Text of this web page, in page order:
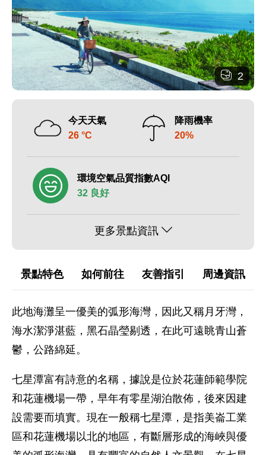
2
今天天氣
26 °C
降雨機率
20%
環境空氣品質指數AQI
32 良好
更多景點資訊
景點特色 如何前往 友善指引 周邊資訊
此地海灘呈一優美的弧形海灣，因此又稱月牙灣，
海水潔淨湛藍，黑石晶瑩剔透，在此可遠眺青山蒼
鬱，公路綿延。
七星潭富有詩意的名稱，據說是位於花蓮師範學院
和花蓮機場一帶，早年有零星湖泊散佈，後來因建
設需要而填實。現在一般稱七星潭，是指美崙工業
區和花蓮機場以北的地區，有斷層形成的海峽與優